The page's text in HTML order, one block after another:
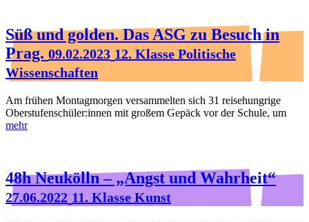
Süß und golden. Das ASG zu Besuch in
Prag. 09.02.2023 12. Klasse Politische
Wissenschaften
Am frühen Montagmorgen versammelten sich 31 reisehungrige
Oberstufenschüler:innen mit großem Gepäck vor der Schule, um
mehr
48h Neukölln – „Angst und Wahrheit“
27.06.2022 11. Klasse Kunst